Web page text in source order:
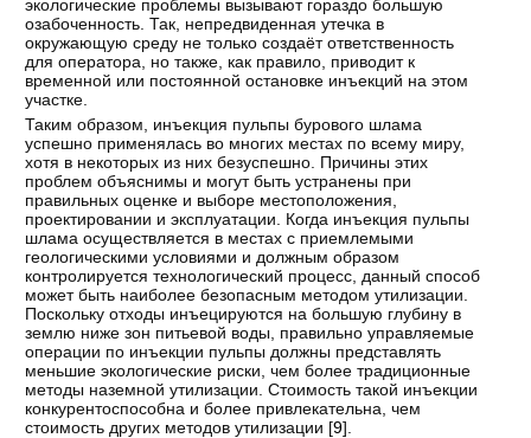
экологические проблемы вызывают гораздо большую
озабоченность. Так, непредвиденная утечка в
окружающую среду не только создаёт ответственность
для оператора, но также, как правило, приводит к
временной или постоянной остановке инъекций на этом
участке.
Таким образом, инъекция пульпы бурового шлама
успешно применялась во многих местах по всему миру,
хотя в некоторых из них безуспешно. Причины этих
проблем объяснимы и могут быть устранены при
правильных оценке и выборе местоположения,
проектировании и эксплуатации. Когда инъекция пульпы
шлама осуществляется в местах с приемлемыми
геологическими условиями и должным образом
контролируется технологический процесс, данный способ
может быть наиболее безопасным методом утилизации.
Поскольку отходы инъецируются на большую глубину в
землю ниже зон питьевой воды, правильно управляемые
операции по инъекции пульпы должны представлять
меньшие экологические риски, чем более традиционные
методы наземной утилизации. Стоимость такой инъекции
конкурентоспособна и более привлекательна, чем
стоимость других методов утилизации [9].